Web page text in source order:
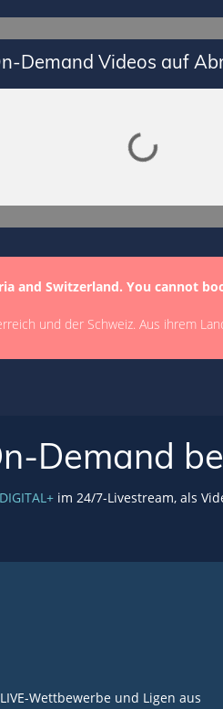
Demand Videos auf
Lade SPORTDIGITAL+ Mediathek
and Switzerland. You cannot
und der Schweiz. Aus ihrem
Demand
im 24/7-Livestream, als
Wettbewerbe und Ligen aus